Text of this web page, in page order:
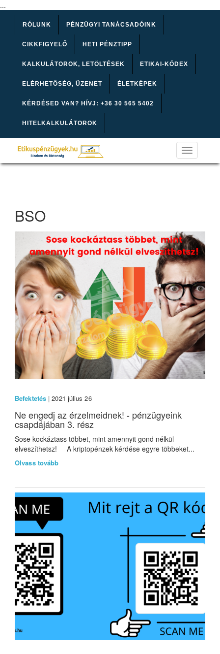
...
RÓLUNK PÉNZÜGYI TANÁCSADÓINK
CIKKFIGYELŐ HETI PÉNZTIPP
KALKULÁTOROK, LETÖLTÉSEK ETIKAI-KÓDEX
ELÉRHETŐSÉG, ÜZENET ÉLETKÉPEK
KÉRDÉSED VAN? HÍVJ: +36 30 565 5402
HITELKALKULÁTOROK
Toggle
navigation
BSO
Befektetés | 2021 július 26
Ne engedj az érzelmeidnek! - pénzügyeink
csapdájában 3. rész
Sose kockáztass többet, mint amennyit gond nélkül
elveszíthetsz! A kriptopénzek kérdése egyre többeket...
Olvass tovább